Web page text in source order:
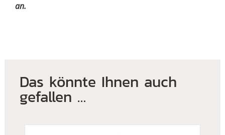
an.
Das könnte Ihnen auch
gefallen …